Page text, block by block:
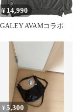
¥ 14,990
GALEY AVAMコラボ
¥5,300